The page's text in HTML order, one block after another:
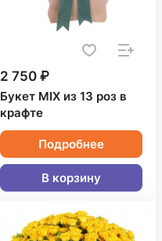
2 750 ₽
Букет MIX из 13 роз в
крафте
Подробнее
В корзину